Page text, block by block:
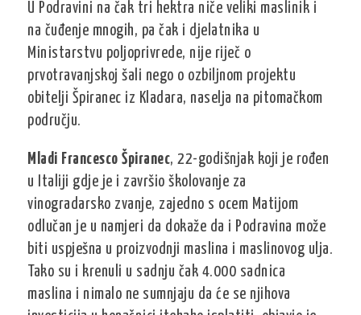
U Podravini na čak tri hektra niče veliki maslinik i
na čuđenje mnogih, pa čak i djelatnika u
Ministarstvu poljoprivrede, nije riječ o
prvotravanjskoj šali nego o ozbiljnom projektu
obitelji Špiranec iz Kladara, naselja na pitomačkom
području.
Mladi Francesco Špiranec, 22-godišnjak koji je rođen
u Italiji gdje je i završio školovanje za
vinogradarsko zvanje, zajedno s ocem Matijom
odlučan je u namjeri da dokaže da i Podravina može
biti uspješna u proizvodnji maslina i maslinovog ulja.
Tako su i krenuli u sadnju čak 4.000 sadnica
maslina i nimalo ne sumnjaju da će se njihova